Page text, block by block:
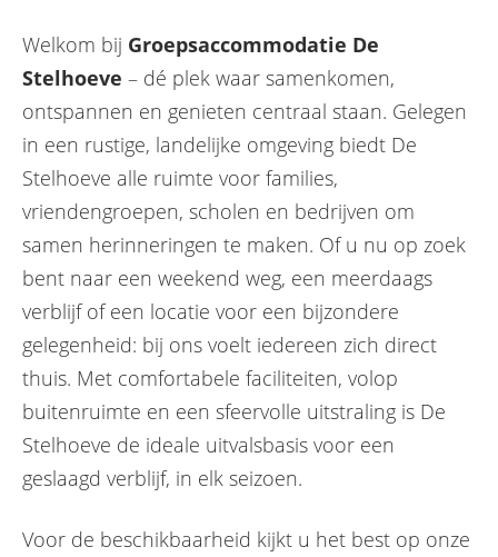
Welkom bij Groepsaccommodatie De
Stelhoeve – dé plek waar samenkomen,
ontspannen en genieten centraal staan. Gelegen
in een rustige, landelijke omgeving biedt De
Stelhoeve alle ruimte voor families,
vriendengroepen, scholen en bedrijven om
samen herinneringen te maken. Of u nu op zoek
bent naar een weekend weg, een meerdaags
verblijf of een locatie voor een bijzondere
gelegenheid: bij ons voelt iedereen zich direct
thuis. Met comfortabele faciliteiten, volop
buitenruimte en een sfeervolle uitstraling is De
Stelhoeve de ideale uitvalsbasis voor een
geslaagd verblijf, in elk seizoen.
Voor de beschikbaarheid kijkt u het best op onze